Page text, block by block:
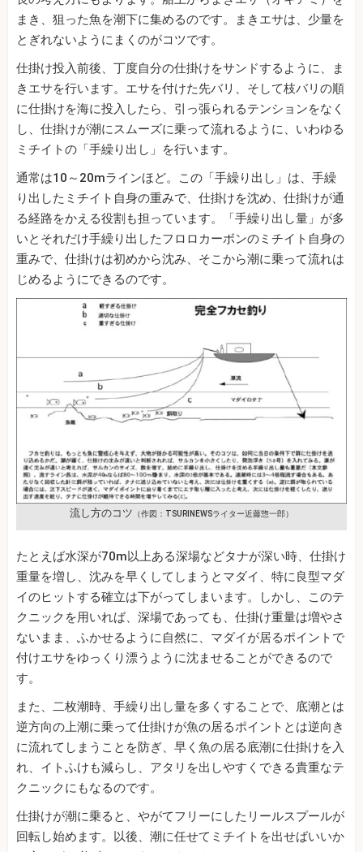
まき、狙った魚を潮下に集めるのです。まきエサは、少量を
とぎれないようにまくのがコツです。
仕掛け投入前後、丁度自分の仕掛けをサンドするように、ま
きエサを行います。エサを付けた先バリ、そして枝バリの順
に仕掛けを海に投入したら、引っ張られるテンションをなく
し、仕掛けが潮にスムーズに乗って流れるように、いわゆる
ミチイトの「手繰り出し」を行います。
通常は10～20mラインほど。この「手繰り出し」は、手繰
り出したミチイト自身の重みで、仕掛けを沈め、仕掛けが通
る経路をかえる役割も担っています。「手繰り出し量」が多
いとそれだけ手繰り出したフロロカーボンのミチイト自身の
重みで、仕掛けは初めから沈み、そこから潮に乗って流れは
じめるようにできるのです。
流し方のコツ （作図：TSURINEWSライター近藤惣一郎）
たとえば水深が70m以上ある深場などタナが深い時、仕掛け
重量を増し、沈みを早くしてしまうとマダイ、特に良型マダ
イのヒットする確立は下がってしまいます。しかし、このテ
クニックを用いれば、深場であっても、仕掛け重量は増やさ
ないまま、ふかせるように自然に、マダイが居るポイントで
付けエサをゆっくり漂うように沈ませることができるので
す。
また、二枚潮時、手繰り出し量を多くすることで、底潮とは
逆方向の上潮に乗って仕掛けが魚の居るポイントとは逆向き
に流れてしまうことを防ぎ、早く魚の居る底潮に仕掛けを入
れ、イトふけも減らし、アタリを出しやすくできる貴重なテ
クニックにもなるのです。
仕掛けが潮に乗ると、やがてフリーにしたリールスプールが
回転し始めます。以後、潮に任せてミチイトを出せばいいか